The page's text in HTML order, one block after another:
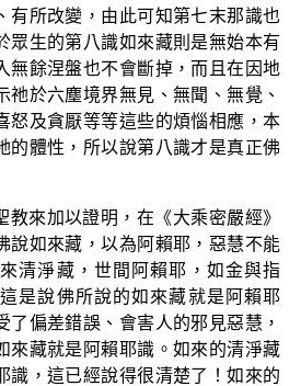
有所改變，由此可知第七末那識也
眾生的第八識如來藏則是無始本有
無餘涅盤也不會斷掉，而且在因地
祂於六塵境界無見、無聞、無覺、
怒及貪厭等等這些的煩惱相應，本
的體性，所以說第八識才是真正佛
教來加以證明，在《大乘密嚴經》
說如來藏，以為阿賴耶，惡慧不能
清淨藏，世間阿賴耶，如金與指
是說佛所說的如來藏就是阿賴耶
了偏差錯誤、會害人的邪見惡慧，
來藏就是阿賴耶識。如來的清淨藏
識，這已經說得很清楚了！如來的